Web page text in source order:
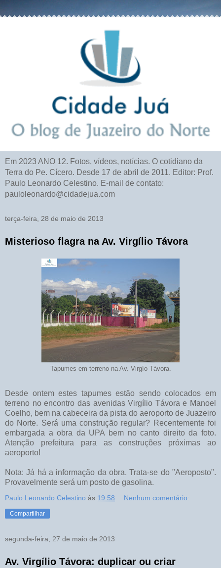
Em 2023 ANO 12. Fotos, vídeos, notícias. O cotidiano da
Terra do Pe. Cícero. Desde 17 de abril de 2011. Editor: Prof.
Paulo Leonardo Celestino. E-mail de contato:
pauloleonardo@cidadejua.com
terça-feira, 28 de maio de 2013
Misterioso flagra na Av. Virgílio Távora
Tapumes em terreno na Av. Virgío Távora.
Desde ontem estes tapumes estão sendo colocados em
terreno no encontro das avenidas Virgílio Távora e Manoel
Coelho, bem na cabeceira da pista do aeroporto de Juazeiro
do Norte. Será uma construção regular? Recentemente foi
embargada a obra da UPA bem no canto direito da foto.
Atenção prefeitura para as construções próximas ao
aeroporto!
Nota: Já há a informação da obra. Trata-se do "Aeroposto".
Provavelmente será um posto de gasolina.
Paulo Leonardo Celestino às 19:58 Nenhum comentário:
Compartilhar
segunda-feira, 27 de maio de 2013
Av. Virgílio Távora: duplicar ou criar